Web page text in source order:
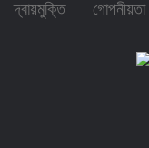
দ্বায়মুক্তি গোপনীয়তা